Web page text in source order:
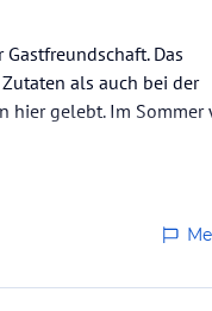
Das
als auch bei der
hier gelebt. Im Sommer